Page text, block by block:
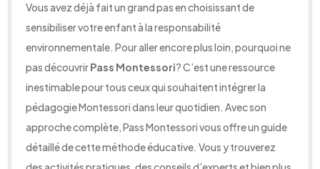
Vous avez déjà fait un grand pas en choisissant de
sensibiliser votre enfant à la responsabilité
environnementale. Pour aller encore plus loin, pourquoi ne
pas découvrirPass Montessori? C’est une ressource
inestimable pour tous ceux qui souhaitent intégrer la
pédagogie Montessori dans leur quotidien. Avec son
approche complète, Pass Montessori vous offre un guide
détaillé de cette méthode éducative. Vous y trouverez